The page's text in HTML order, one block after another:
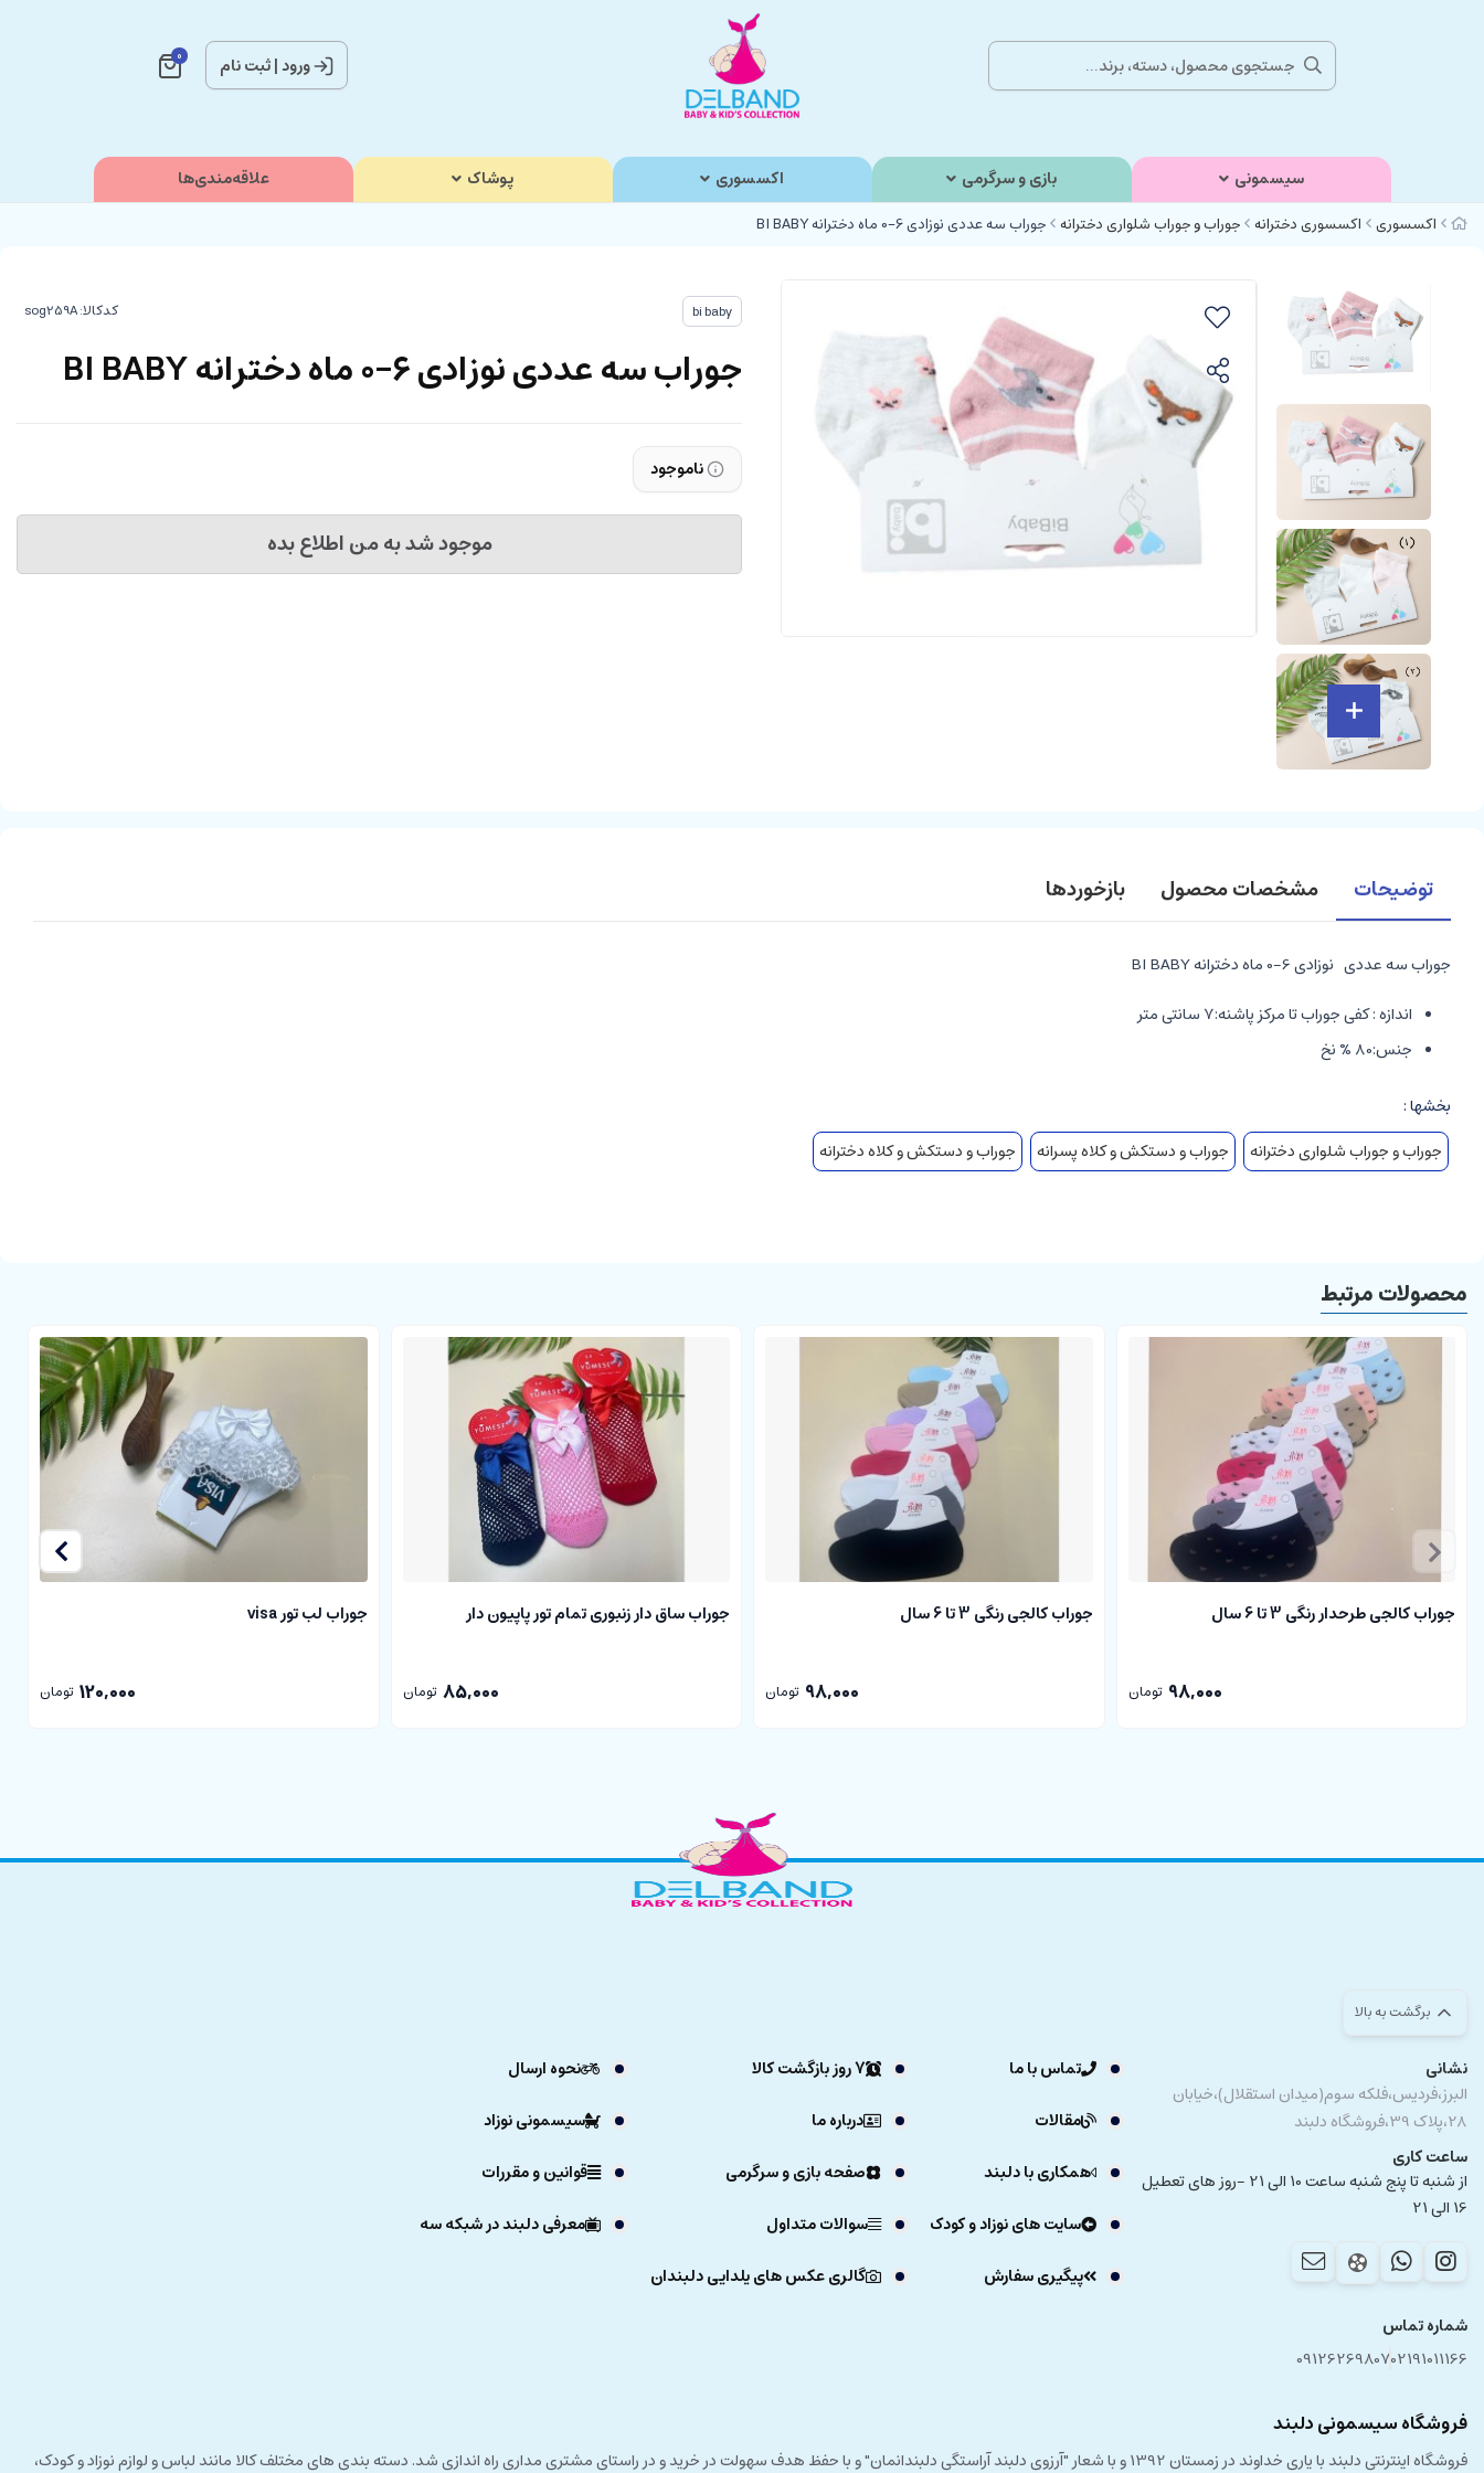
ورود|ثبت نام 0
سیسمونی بازی و سرگرمی اکسسوری پوشاک علاقه‌مندی‌ها
اکسسوری اکسسوری دخترانه جوراب و جوراب شلواری دخترانه جوراب سه عددی نوزادی 6-0 ماه دخترانه BI BABY
bi baby کدکالا:
جوراب سه عددی نوزادی 6-0 ماه دخترانه BI BABY
ناموجود
موجود شد به من اطلاع بده
توضیحات مشخصات محصول بازخوردها
جوراب سه عددی نوزادی 6-0 ماه دخترانه BI BABY
اندازه : کفی جوراب تا مرکز پاشنه:7 سانتی متر
جنس:80 % نخ
بخشها :
جوراب و جوراب شلواری دخترانه
جوراب و دستکش و کلاه پسرانه جوراب و دستکش و کلاه دخترانه
محصولات مرتبط
جوراب کالجی طرحدار رنگی 3 تا 6 سال
98,000 تومان
جوراب کالجی رنگی 3 تا 6 سال
98,000 تومان
جوراب ساق دار زنبوری تمام تور پاپیون دار
85,000 تومان
جوراب لب تور visa
120,000 تومان
برگشت به بالا
نشانی
البرز،فردیس،فلکه سوم(میدان استقلال)،خیابان
28،پلاک 39،فروشگاه دلبند
ساعت کاری
از شنبه تا پنج شنبه ساعت 10 الی 21 -روز های تعطیل
16 الی 21
شماره تماس
02191011166
09126269807
تماس با ما 7 روز بازگشت کالا
نحوه ارسال
مقالات
درباره ما
سیسمونی نوزاد
همکاری با دلبند
صفحه بازی و سرگرمی
قوانین و مقررات
سایت های نوزاد و کودک
سوالات متداول
معرفی دلبند در شبکه سه
پیگیری سفارش
گالری عکس های یلدایی دلبندان
فروشگاه سیسمونی دلبند
فروشگاه اینترنتی دلبند با یاری خداوند در زمستان 1392 و با شعار "آرزوی دلبند آراستگی دلبندانمان" و با حفظ هدف سهولت در خرید و در راستای مشتری مداری راه اندازی شد. دسته بندی های مختلف کالا مانند لباس و لوازم نوزاد و کودک،